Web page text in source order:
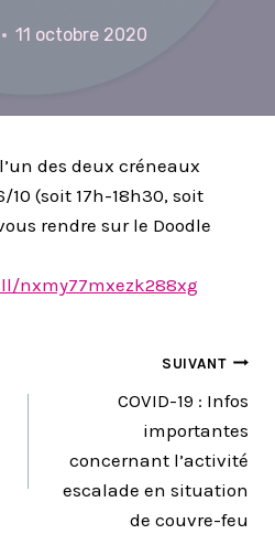
11 octobre 2020
des deux créneaux
(soit 17h-18h30, soit
rendre sur le Doodle
nxmy77mxezk288xg
SUIVANT
COVID-19 : Infos
importantes
concernant l’activité
escalade en situation
de couvre-feu